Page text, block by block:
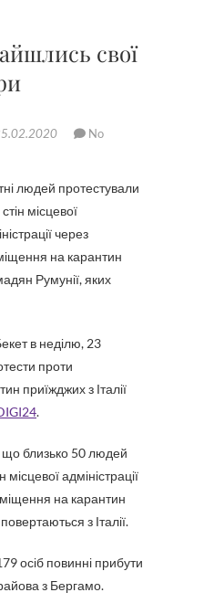
свої
No
місцевої
через
на карантин
Румунії, яких
в неділю, 23
проти
приїжджих з Італії
.
близько 50 людей
місцевої адміністрації
на карантин
з Італії.
осіб повинні прибути
з Бергамо.